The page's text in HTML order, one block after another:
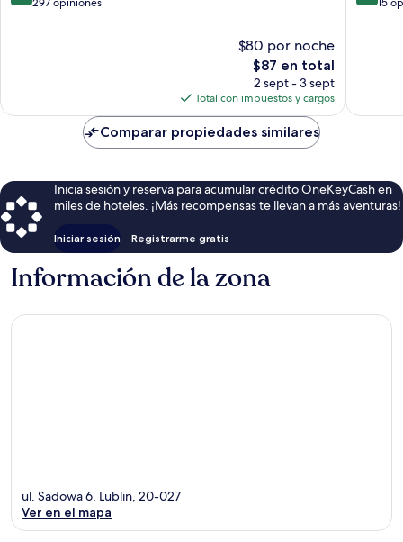
$80 por noche
El
precio
actual
es
de
$87
$87 en total
2 sept - 3 sept
Total con impuestos y cargos
Comparar propiedades similares
Inicia sesión y reserva para acumular crédito OneKeyCash en
miles de hoteles. ¡Más recompensas te llevan a más aventuras!
Iniciar sesión Registrarme gratis
Información de la zona
ul. Sadowa 6, Lublin, 20-027
Ver en el mapa